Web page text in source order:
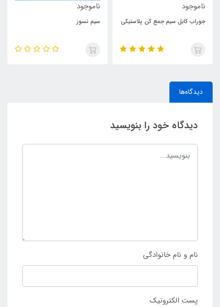
ناموجود
جوراب کابل سیم جمع کن پلاستیکی
ناموجود
سیم‌ نسوز
دیدگاه‌ها
دیدگاه خود را بنویسید
نام و نام خانوادگی
پست الکترونیک